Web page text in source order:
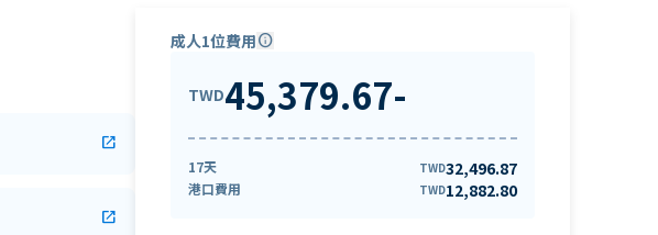
open_in_new
open_in_new
成人1位費用info
TWD45,379.67-
17天 TWD32,496.87
港口費用 TWD12,882.80